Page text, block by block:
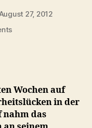
27, 2012
on
im
Betastatus
Wochen auf
in der
das